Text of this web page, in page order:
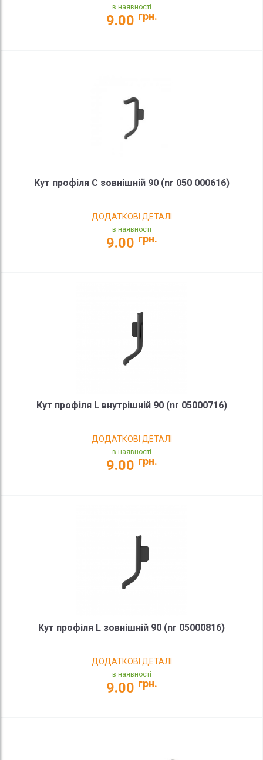
в наявності
9.00 грн.
Кут профіля С зовнішній 90 (nr 050 000616)
ДОДАТКОВІ ДЕТАЛІ
в наявності
9.00 грн.
Кут профіля L внутрішній 90 (nr 05000716)
ДОДАТКОВІ ДЕТАЛІ
в наявності
9.00 грн.
Кут профіля L зовнішній 90 (nr 05000816)
ДОДАТКОВІ ДЕТАЛІ
в наявності
9.00 грн.